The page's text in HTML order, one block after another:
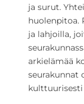
ja surut.
huolenpitoa.
ja lahjoilla,
arkielämää
seurakunnat
kulttuurisesti